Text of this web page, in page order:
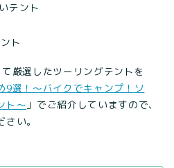
テント
ト
厳選したツーリングテントを
9選！〜バイクでキャンプ！ソ
ト〜 」でご紹介していますので、
い。